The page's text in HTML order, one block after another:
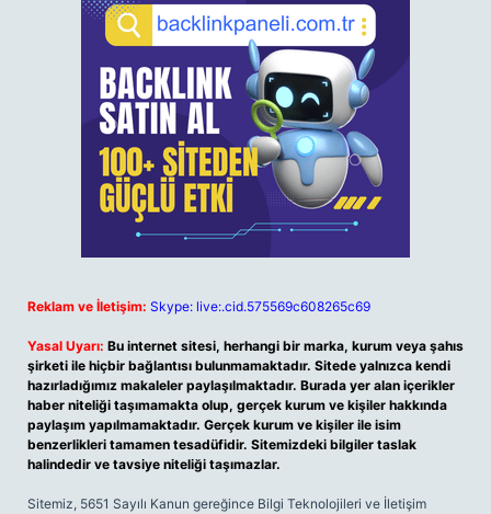
Reklam ve İletişim: Skype: live:.cid.575569c608265c69
Yasal Uyarı: Bu internet sitesi, herhangi bir marka, kurum veya şahıs
şirketi ile hiçbir bağlantısı bulunmamaktadır. Sitede yalnızca kendi
hazırladığımız makaleler paylaşılmaktadır. Burada yer alan içerikler
haber niteliği taşımamakta olup, gerçek kurum ve kişiler hakkında
paylaşım yapılmamaktadır. Gerçek kurum ve kişiler ile isim
benzerlikleri tamamen tesadüfidir. Sitemizdeki bilgiler taslak
halindedir ve tavsiye niteliği taşımazlar.
Sitemiz, 5651 Sayılı Kanun gereğince Bilgi Teknolojileri ve İletişim